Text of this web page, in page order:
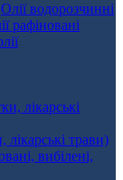
Олії водорозчинні
рафіновані
трави)